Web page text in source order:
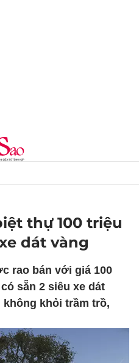
thự 100 triệu
dát vàng
rao bán với giá 100
sẵn 2 siêu xe dát
khỏi trầm trồ,